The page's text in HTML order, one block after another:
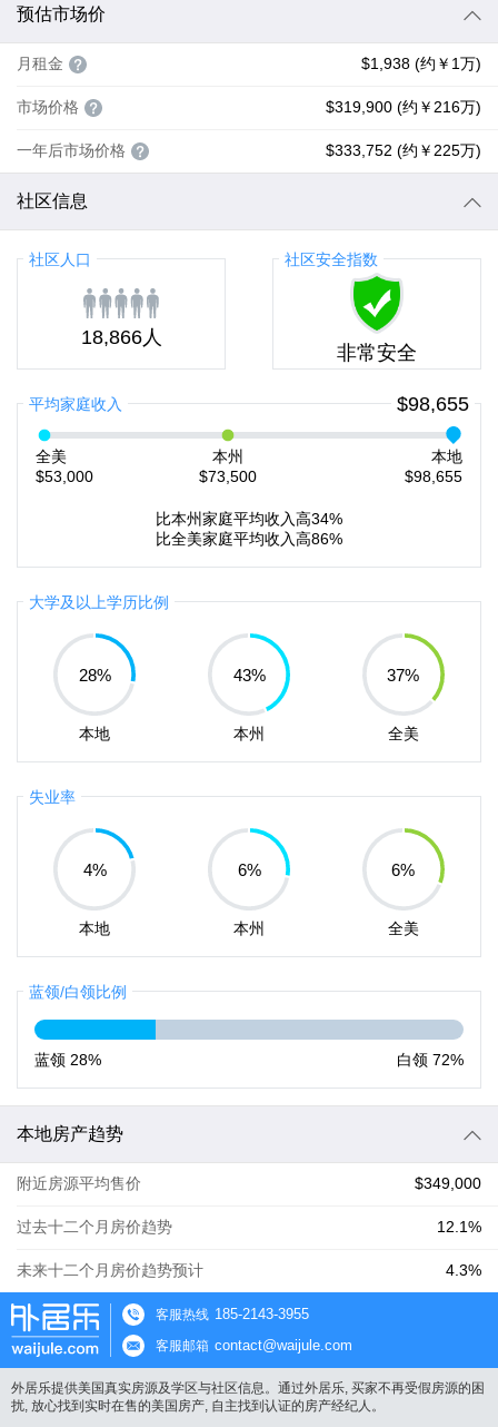
预估市场价
月租金 $1,938 (约￥1万)
市场价格 $319,900 (约￥216万)
一年后市场价格 $333,752 (约￥225万)
社区信息
社区人口
18,866人
社区安全指数
非常安全
平均家庭收入 $98,655
全美
$53,000
本州
$73,500
本地
$98,655
比本州家庭平均收入高34%
比全美家庭平均收入高86%
大学及以上学历比例
28%
本地
43%
本州
37%
全美
失业率
4%
本地
6%
本州
6%
全美
蓝领/白领比例
蓝领 28% 白领 72%
本地房产趋势
附近房源平均售价 $349,000
过去十二个月房价趋势 12.1%
未来十二个月房价趋势预计 4.3%
客服热线 185-2143-3955
客服邮箱 contact@waijule.com
外居乐提供美国真实房源及学区与社区信息。通过外居乐, 买家不再受假房源的困
扰, 放心找到实时在售的美国房产, 自主找到认证的房产经纪人。